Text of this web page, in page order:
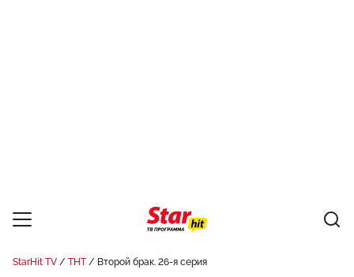
StarHit TV ТНТ Второй брак. 26-я серия